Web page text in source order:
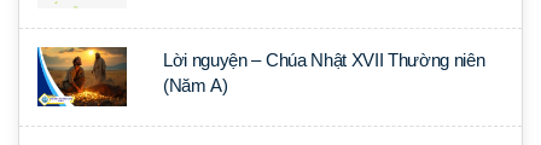
Lời nguyện – Chúa Nhật XVII Thường niên
(Năm A)